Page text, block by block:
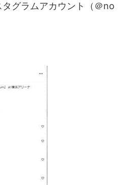
グラムアカウント（＠no